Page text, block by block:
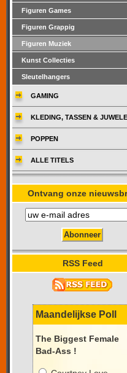
Figuren Games
Figuren Grappig
Figuren Muziek
Kunst Collecties
Sleutelhangers
GAMING
KLEDING, TASSEN &
POPPEN
ALLE TITELS
Ontvang onze
RSS Feed
Maandelijkse Poll
The Biggest Female
Bad-Ass !